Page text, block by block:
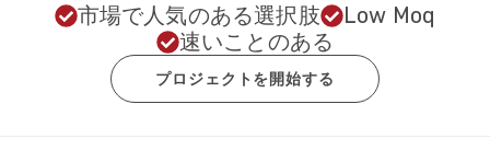
市場で人気のある選択肢
Low Moq
速いことのある
プロジェクトを開始する